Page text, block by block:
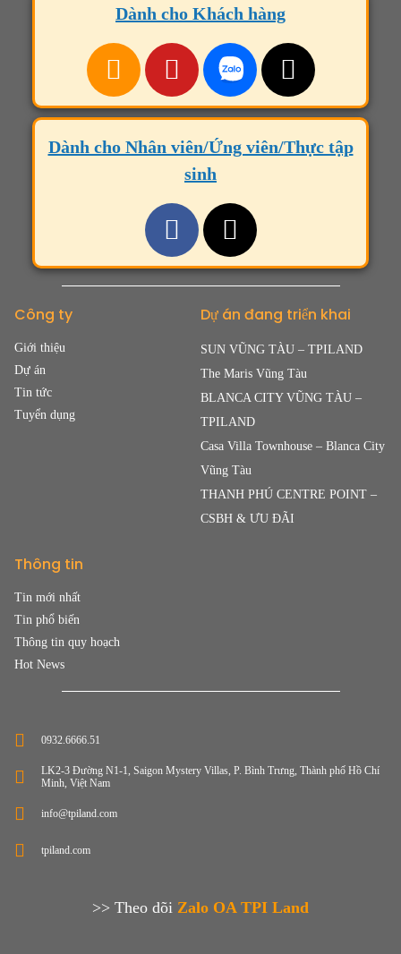
Dành cho Khách hàng
Dành cho Nhân viên/Ứng viên/Thực tập
sinh
Công ty
Giới thiệu
Dự án
Tin tức
Tuyển dụng
Dự án đang triển khai
SUN VŨNG TÀU – TPILAND
The Maris Vũng Tàu
BLANCA CITY VŨNG TÀU –
TPILAND
Casa Villa Townhouse – Blanca City
Vũng Tàu
THANH PHÚ CENTRE POINT –
CSBH & ƯU ĐÃI
Thông tin
Tin mới nhất
Tin phổ biến
Thông tin quy hoạch
Hot News
0932.6666.51
LK2-3 Đường N1-1, Saigon Mystery Villas, P. Bình Trưng, Thành phố Hồ Chí
Minh, Việt Nam
info@tpiland.com
tpiland.com
>> Theo dõi Zalo OA TPI Land